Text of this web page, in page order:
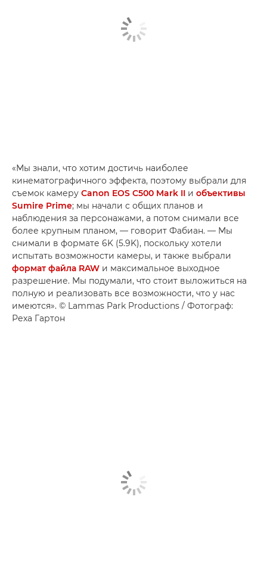
«Мы знали, что хотим достичь наиболее
кинематографичного эффекта, поэтому выбрали для
съемок камеру Canon EOS C500 Mark II и объективы
Sumire Prime; мы начали с общих планов и
наблюдения за персонажами, а потом снимали все
более крупным планом, — говорит Фабиан. — Мы
снимали в формате 6K (5.9K), поскольку хотели
испытать возможности камеры, и также выбрали
формат файла RAW и максимальное выходное
разрешение. Мы подумали, что стоит выложиться на
полную и реализовать все возможности, что у нас
имеются». © Lammas Park Productions / Фотограф:
Реха Гартон